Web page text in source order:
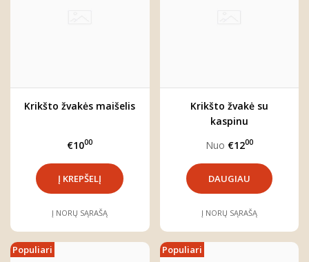
Krikšto žvakės maišelis
€1000
Į NORŲ SĄRAŠĄ
Krikšto žvakė su
kaspinu
Nuo €1200
DAUGIAU
Į NORŲ SĄRAŠĄ
Populiari Populiari